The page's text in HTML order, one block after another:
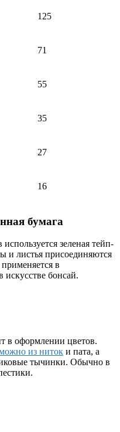
125
71
55
35
27
16
бумага
зеленая тейп-
и листья присоединяются
в
искусстве бонсай.
в оформлении цветов.
из ниток и пата, а
тычинки. Обычно в